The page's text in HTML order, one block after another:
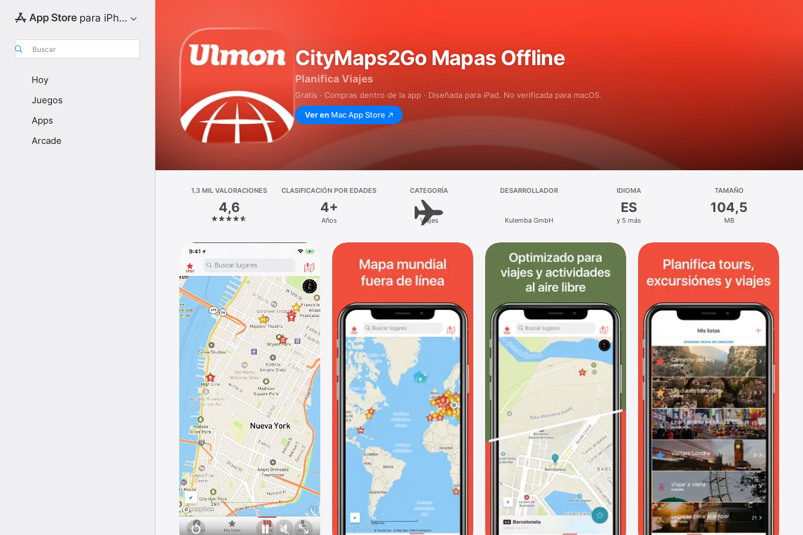
para iPhone
Buscar
Hoy
Juegos
Apps
Arcade
CityMaps2Go Mapas Offline
Planifica Viajes
Gratis · Compras dentro de la app · Diseñada para iPad. No verificada para macOS.
Ver en Mac App Store
1,3 MIL VALORACIONES
4,6
CLASIFICACIÓN POR EDADES
4+
Años
CATEGORÍA
Viajes
DESARROLLADOR
Kulemba GmbH
IDIOMA
ES
y 5 más
TAMAÑO
104,5
MB